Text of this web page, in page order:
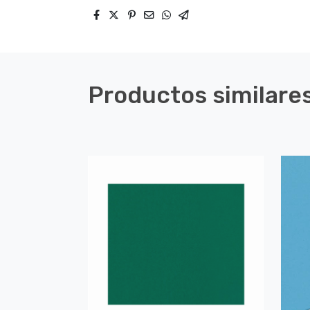
Productos